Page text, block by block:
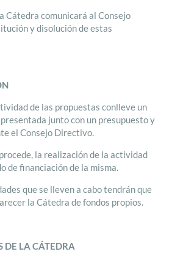
Cátedra comunicará al Consejo
y disolución de estas
de las propuestas conlleve un
junto con un presupuesto y
el Consejo Directivo.
la realización de la actividad
de financiación de la misma.
que se lleven a cabo tendrán que
la Cátedra de fondos propios.
DE LA CÁTEDRA